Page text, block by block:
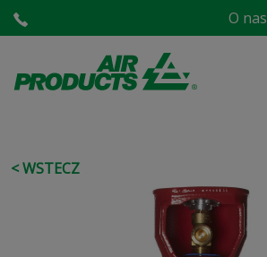
O nas
< WSTECZ